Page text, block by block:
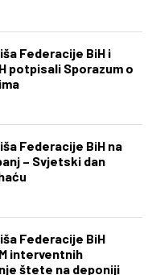
Federacije BiH i
potpisali Sporazum o
Federacije BiH na
– Svjetski dan
Federacije BiH
interventnih
štete na deponiji